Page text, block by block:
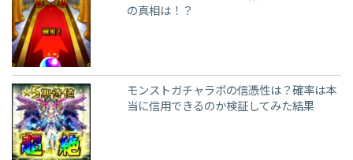
の真相は！？
モンストガチャラボの信憑性は？確率は本
当に信用できるのか検証してみた結果